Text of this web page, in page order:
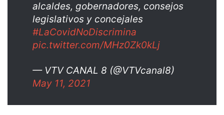
alcaldes, gobernadores, consejos
legislativos y concejales
#LaCovidNoDiscrimina
pic.twitter.com/MHz0Zk0kLj
— VTV CANAL 8 (@VTVcanal8)
May 11, 2021